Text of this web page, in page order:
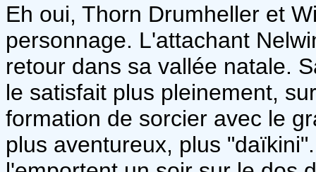
Eh oui, Thorn Drumheller et
personnage. L'attachant
retour dans sa vallée natale.
le satisfait plus pleinement,
formation de sorcier avec le
plus aventureux, plus